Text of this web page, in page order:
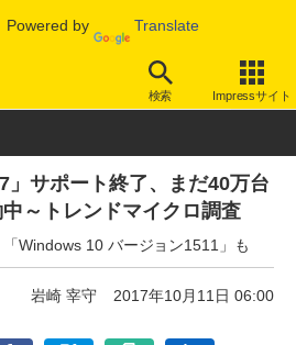
Powered by Translate
検索 Impressサイト
サポート終了
サポート終了、まだ40万台
～トレンドマイクロ調査
「Windows 10 バージョン1511」も
岩崎 宰守 2017年10月11日 06:00